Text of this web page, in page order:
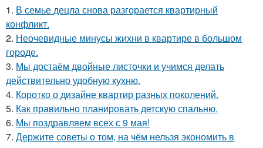
1. В семье децла снова разгорается квартирный
конфликт.
2. Неочевидные минусы жихни в квартире в большом
городе.
3. Мы достаём двойные листочки и учимся делать
действительно удобную кухню.
4. Коротко о дизайне квартир разных поколений.
5. Как правильно планировать детскую спальню.
6. Мы поздравляем всех с 9 мая!
7. Держите советы о том, на чём нельзя экономить в